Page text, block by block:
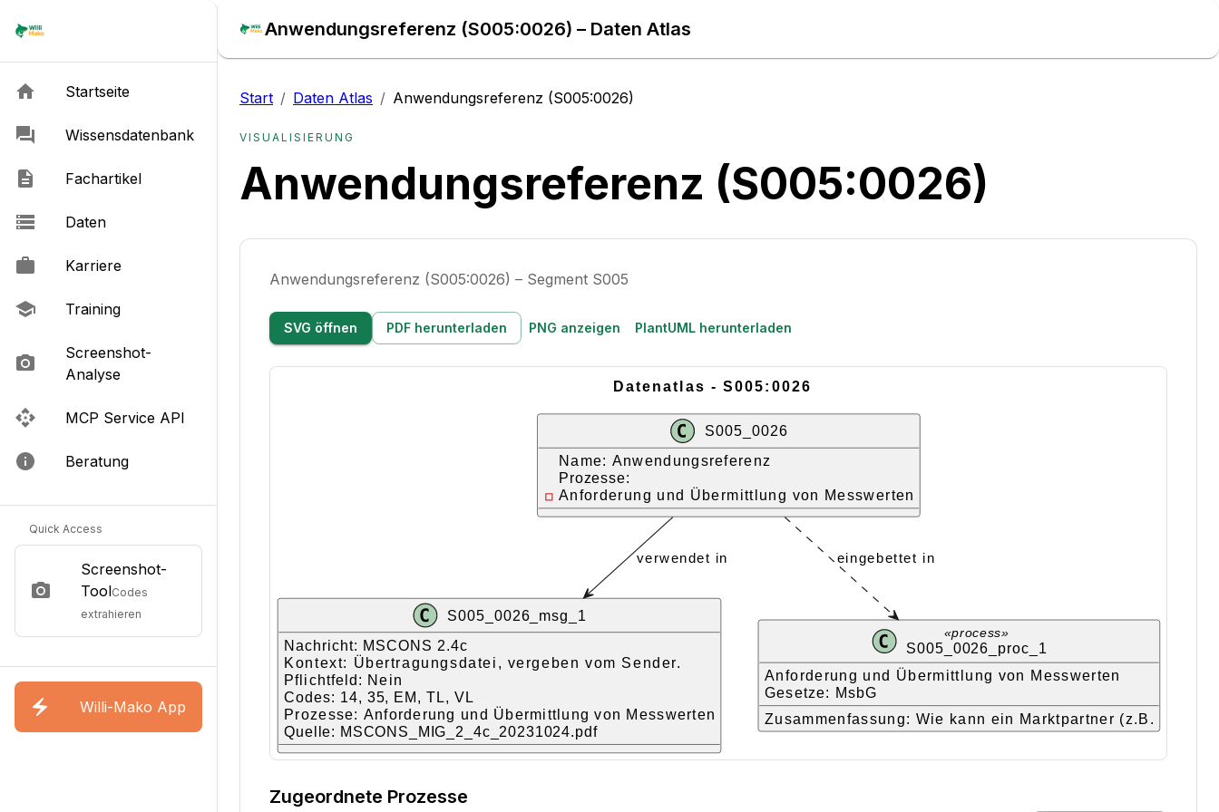
Anwendungsreferenz (S005:0026) – Daten Atlas
Startseite
Wissensdatenbank
Fachartikel
Daten
Karriere
Training
Screenshot-
Analyse
MCP Service API
Beratung
Quick Access
Screenshot-
ToolCodes
extrahieren
Willi-Mako App
Start / Daten Atlas / Anwendungsreferenz (S005:0026)
VISUALISIERUNG
Anwendungsreferenz (S005:0026)
Anwendungsreferenz (S005:0026) – Segment S005
SVG öffnen PDF herunterladen PNG anzeigen PlantUML herunterladen
Zugeordnete Prozesse